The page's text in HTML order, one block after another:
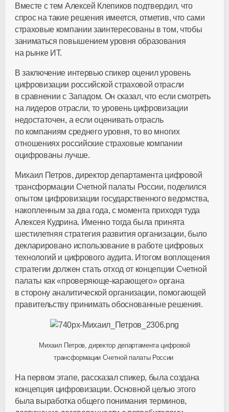
Вместе с тем Алексей Клепиков подтвердил, что
спрос на такие решения имеется, отметив, что сами
страховые компании заинтересованы в том, чтобы
заниматься повышением уровня образования
на рынке ИТ.
В заключение интервью спикер оценил уровень
цифровизации российской страховой отрасли
в сравнении с Западом. Он сказал, что если смотреть
на лидеров отрасли, то уровень цифровизации
недостаточен, а если оценивать отрасль
по компаниям среднего уровня, то во многих
отношениях российские страховые компании
оцифрованы лучше.
Михаил Петров, директор департамента цифровой
трансформации Счетной палаты России, поделился
опытом цифровизации государственного ведомства,
накопленным за два года, с момента приходя туда
Алексея Кудрина. Именно тогда была принята
шестилетняя стратегия развития организации, было
декларировано использование в работе цифровых
технологий и цифрового аудита. Итогом воплощения
стратегии должен стать отход от концепции Счетной
палаты как«проверяюще-карающего»органа
в сторону аналитической организации, помогающей
правительству принимать обоснованные решения.
Михаил Петров, директор департамента цифровой
трансформации Счетной палаты России
На первом этапе, рассказал спикер, была создана
концепция цифровизации. Основной целью этого
была выработка общего понимания терминов,